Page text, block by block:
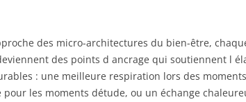
des micro-architectures du bien-être,
des points d ancrage qui soutiennent l
: une meilleure respiration lors des
les moments détude, ou un échange